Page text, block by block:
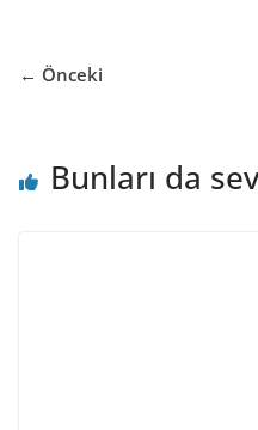
← Önceki
Bunları da